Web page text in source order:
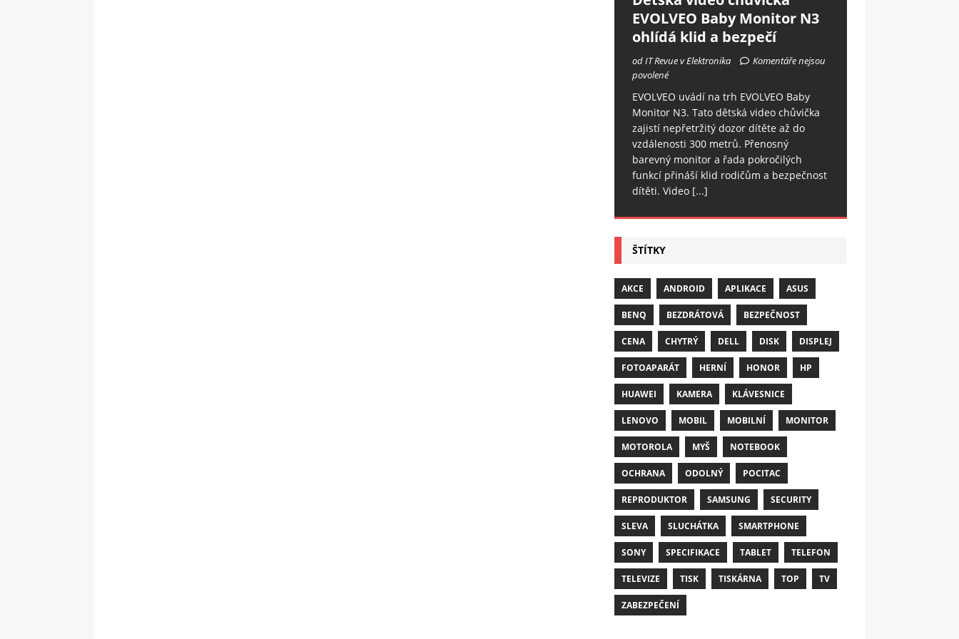
EVOLVEO Baby Monitor N3
ohlídá klid a bezpečí
od IT Revue v Elektronika
Komentáře nejsou
povolené
EVOLVEO uvádí na trh EVOLVEO Baby
Monitor N3. Tato dětská video chůvička
zajistí nepřetržitý dozor dítěte až do
vzdálenosti 300 metrů. Přenosný
barevný monitor a řada pokročilých
funkcí přináší klid rodičům a bezpečnost
dítěti. Video [...]
ŠTÍTKY
AKCE ANDROID APLIKACE ASUS
BENQ BEZDRÁTOVÁ BEZPEČNOST
CENA CHYTRÝ DELL DISK DISPLEJ
FOTOAPARÁT HERNÍ HONOR HP
HUAWEI KAMERA KLÁVESNICE
LENOVO MOBIL MOBILNÍ MONITOR
MOTOROLA MYŠ NOTEBOOK
OCHRANA ODOLNÝ POCITAC
REPRODUKTOR SAMSUNG SECURITY
SLEVA SLUCHÁTKA SMARTPHONE
SONY SPECIFIKACE TABLET TELEFON
TELEVIZE TISK TISKÁRNA TOP TV
ZABEZPEČENÍ